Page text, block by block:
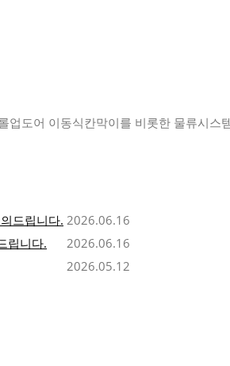
업도어 이동식칸막이를 비롯한 물류시
드립니다. 2026.06.16
립니다.
2026.06.16
2026.05.12